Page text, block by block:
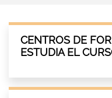
CENTROS DE
ESTUDIA EL